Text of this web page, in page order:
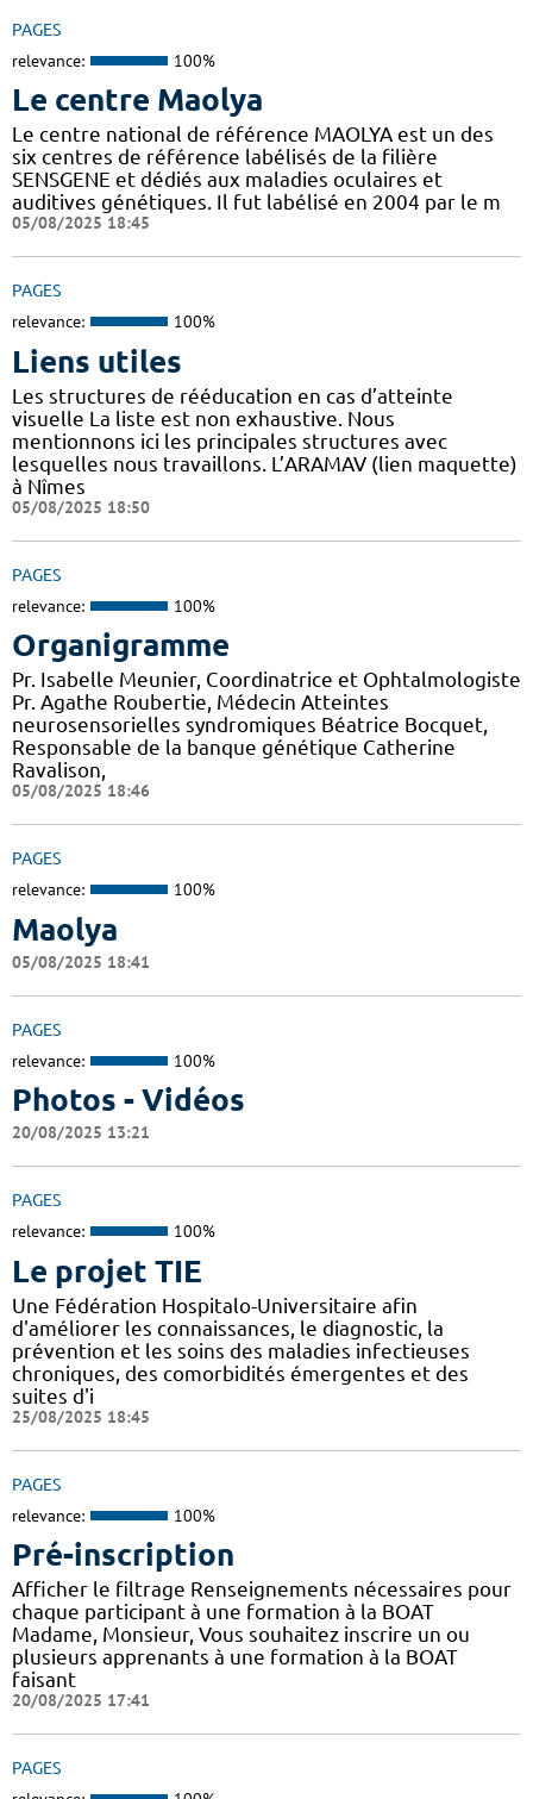
PAGES
relevance: 100%
Le centre Maolya
Le centre national de référence MAOLYA est un des
six centres de référence labélisés de la filière
SENSGENE et dédiés aux maladies oculaires et
auditives génétiques. Il fut labélisé en 2004 par le m
05/08/2025 18:45
PAGES
relevance: 100%
Liens utiles
Les structures de rééducation en cas d’atteinte
visuelle La liste est non exhaustive. Nous
mentionnons ici les principales structures avec
lesquelles nous travaillons. L’ARAMAV (lien maquette)
à Nîmes
05/08/2025 18:50
PAGES
relevance: 100%
Organigramme
Pr. Isabelle Meunier, Coordinatrice et Ophtalmologiste
Pr. Agathe Roubertie, Médecin Atteintes
neurosensorielles syndromiques Béatrice Bocquet,
Responsable de la banque génétique Catherine
Ravalison,
05/08/2025 18:46
PAGES
relevance: 100%
Maolya
05/08/2025 18:41
PAGES
relevance: 100%
Photos - Vidéos
20/08/2025 13:21
PAGES
relevance: 100%
Le projet TIE
Une Fédération Hospitalo-Universitaire afin
d'améliorer les connaissances, le diagnostic, la
prévention et les soins des maladies infectieuses
chroniques, des comorbidités émergentes et des
suites d'i
25/08/2025 18:45
PAGES
relevance: 100%
Pré-inscription
Afficher le filtrage Renseignements nécessaires pour
chaque participant à une formation à la BOAT
Madame, Monsieur, Vous souhaitez inscrire un ou
plusieurs apprenants à une formation à la BOAT
faisant
20/08/2025 17:41
PAGES